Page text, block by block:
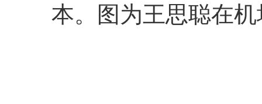
本。图为王思聪在